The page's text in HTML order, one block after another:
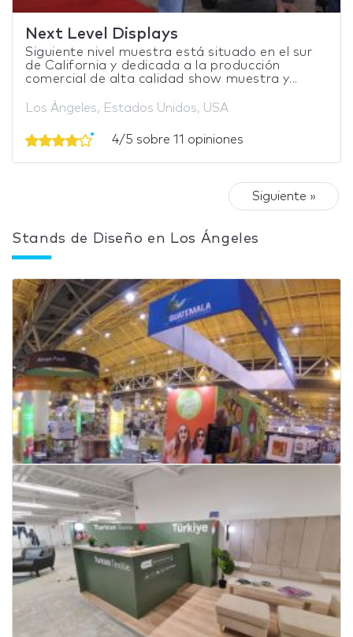
Next Level Displays
Siguiente nivel muestra está situado en el sur
de California y dedicada a la producción
comercial de alta calidad show muestra y...
Los Ángeles, Estados Unidos, USA
4/5 sobre 11 opiniones
Siguiente »
Stands de Diseño en Los Ángeles